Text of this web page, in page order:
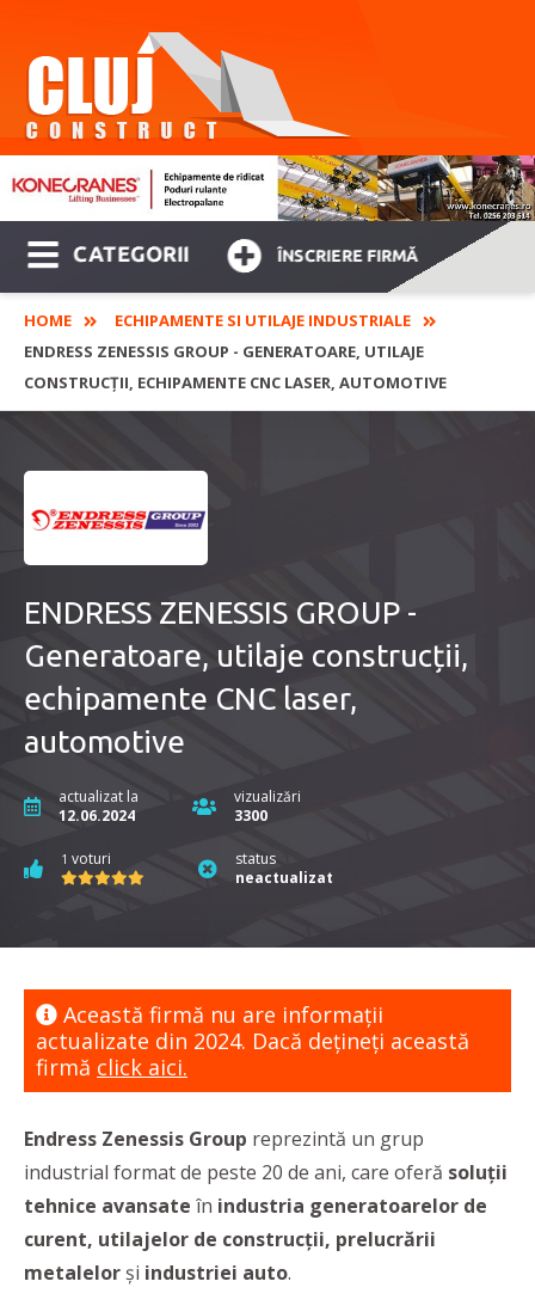
CATEGORII ÎNSCRIERE FIRMĂ
HOME
ECHIPAMENTE SI UTILAJE INDUSTRIALE
ENDRESS ZENESSIS GROUP - GENERATOARE, UTILAJE
CONSTRUCȚII, ECHIPAMENTE CNC LASER, AUTOMOTIVE
ENDRESS ZENESSIS GROUP -
Generatoare, utilaje construcții,
echipamente CNC laser,
automotive
actualizat la
12.06.2024
vizualizări
3300
1 voturi
status
neactualizat
Această firmă nu are informaţii
actualizate din 2024. Dacă dețineți această
firmă click aici.
Endress Zenessis Group reprezintă un grup
industrial format de peste 20 de ani, care oferă soluții
tehnice avansate în industria generatoarelor de
curent, utilajelor de construcții, prelucrării
metalelor și industriei auto.